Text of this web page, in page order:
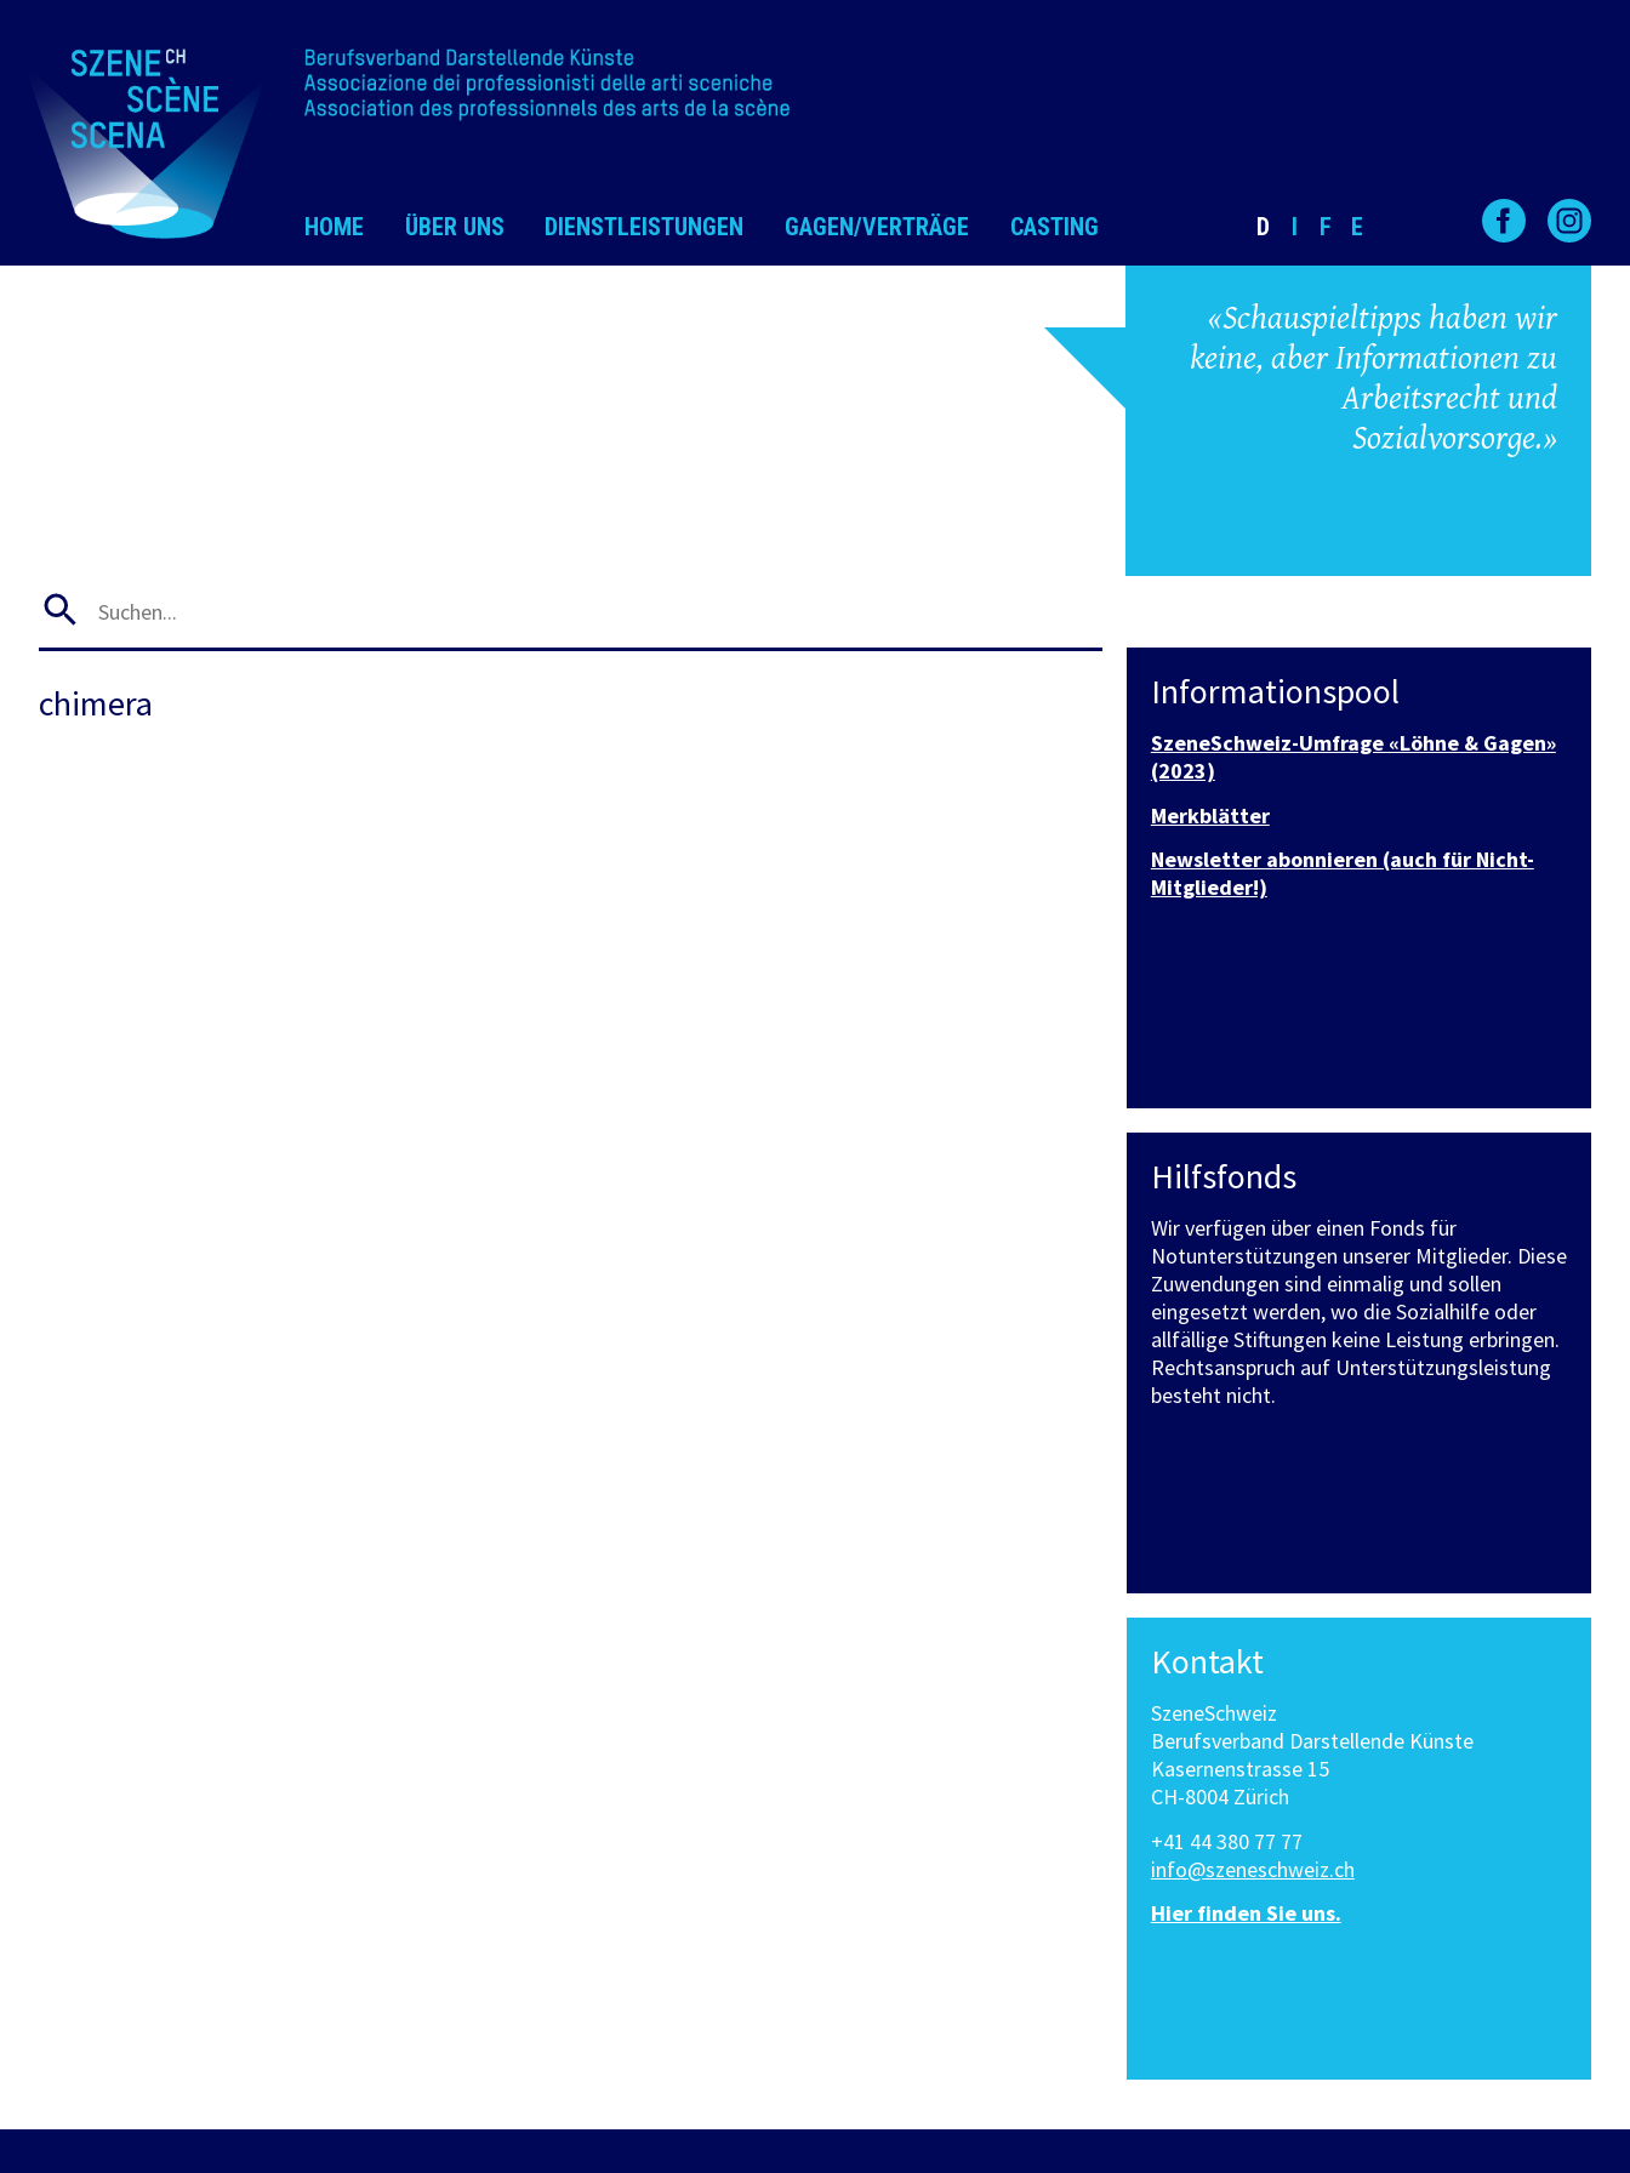
HOME ÜBER UNS DIENSTLEISTUNGEN GAGEN/VERTRÄGE CASTING D I F E
«Schauspieltipps haben wir
keine, aber Informationen zu
Arbeitsrecht und
Sozialvorsorge.»
chimera Informationspool
SzeneSchweiz-Umfrage «Löhne & Gagen»
(2023)
Merkblätter
Newsletter abonnieren (auch für Nicht-
Mitglieder!)
Hilfsfonds
Wir verfügen über einen Fonds für
Notunterstützungen unserer Mitglieder. Diese
Zuwendungen sind einmalig und sollen
eingesetzt werden, wo die Sozialhilfe oder
allfällige Stiftungen keine Leistung erbringen.
Rechtsanspruch auf Unterstützungsleistung
besteht nicht.
Kontakt
SzeneSchweiz
Berufsverband Darstellende Künste
Kasernenstrasse 15
CH-8004 Zürich
+41 44 380 77 77
info@szeneschweiz.ch
Hier finden Sie uns.